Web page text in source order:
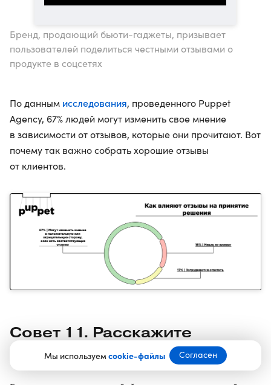
Мы используемcookie-файлы Согласен
Бренд, продающий бьюти-гаджеты, призывает
пользователей поделиться честными отзывами о
продукте в соцсетях
По данным исследования, проведенного Puppet
Agency, 67% людей могут изменить свое мнение
в зависимости от отзывов, которые они прочитают. Вот
почему так важно собрать хорошие отзывы
от клиентов.
Совет 11. Расскажите
о новинке в соцсетях